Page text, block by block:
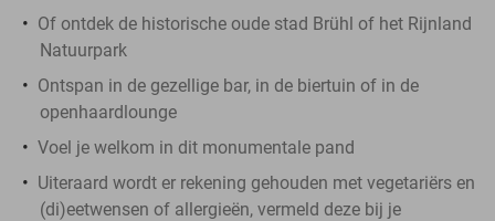
Of ontdek de historische oude stad Brühl of het Rijnland
Natuurpark
Ontspan in de gezellige bar, in de biertuin of in de
openhaardlounge
Voel je welkom in dit monumentale pand
Uiteraard wordt er rekening gehouden met vegetariërs en
(di)eetwensen of allergieën, vermeld deze bij je